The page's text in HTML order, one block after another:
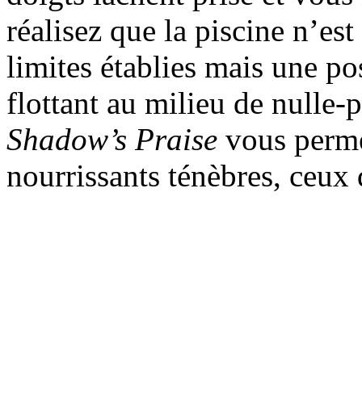
réalisez que la piscine
limites établies mais une
flottant au milieu de nulle-
Shadow’s Praise vous
nourrissants ténèbres,